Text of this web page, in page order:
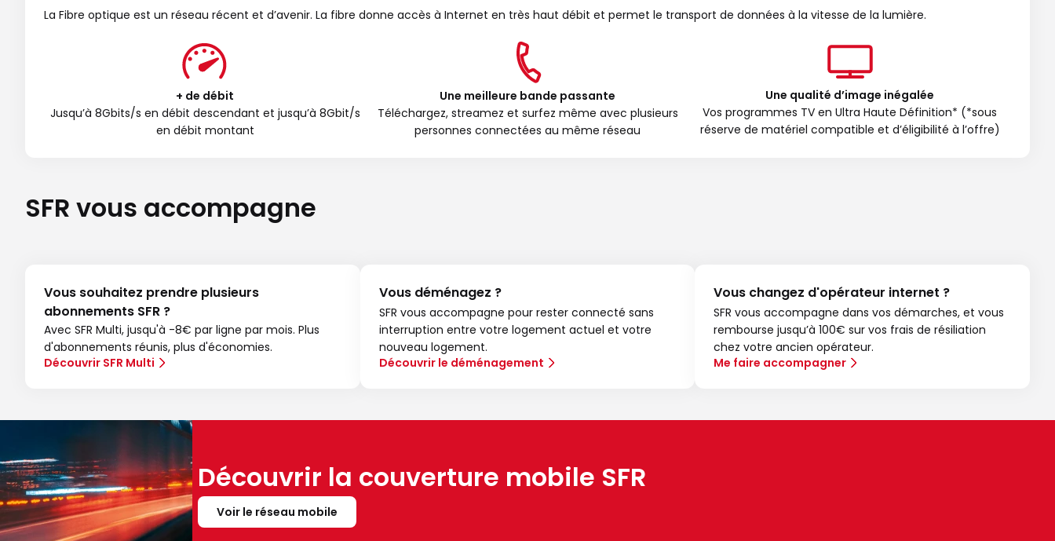
La Fibre optique est un réseau récent et d’avenir. La fibre donne accès à Internet en très haut débit et permet le transport de données à la vitesse de la lumière.
+ de débit
Jusqu’à 8Gbits/s en débit descendant et jusqu’à 8Gbit/s
en débit montant
Une meilleure bande passante
Téléchargez, streamez et surfez même avec plusieurs
personnes connectées au même réseau
Une qualité d’image inégalée
Vos programmes TV en Ultra Haute Définition* (*sous
réserve de matériel compatible et d’éligibilité à l’offre)
SFR vous accompagne
Vous souhaitez prendre plusieurs
abonnements SFR ?
Avec SFR Multi, jusqu'à -8€ par ligne par mois. Plus
d'abonnements réunis, plus d'économies.
Découvrir SFR Multi
Vous déménagez ?
SFR vous accompagne pour rester connecté sans
interruption entre votre logement actuel et votre
nouveau logement.
Découvrir le déménagement
Vous changez d'opérateur internet ?
SFR vous accompagne dans vos démarches, et vous
rembourse jusqu’à 100€ sur vos frais de résiliation
chez votre ancien opérateur.
Me faire accompagner
Découvrir la couverture mobile SFR
Voir le réseau mobile